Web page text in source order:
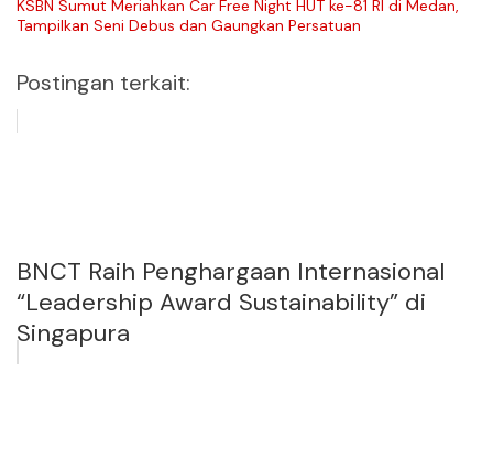
KSBN Sumut Meriahkan Car Free Night HUT ke-81 RI di Medan,
Tampilkan Seni Debus dan Gaungkan Persatuan
Postingan terkait:
BNCT Raih Penghargaan Internasional
“Leadership Award Sustainability” di
Singapura